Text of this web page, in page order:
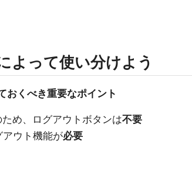
よって使い分けよう
おくべき重要なポイント
ため、ログアウトボタンは不要
ウト機能が必要